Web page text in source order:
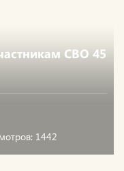
СВО 45
1442